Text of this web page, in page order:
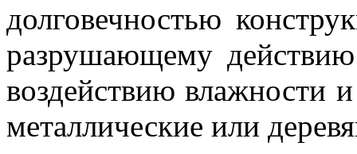
долговечностью
разрушающему
воздействию влажности
металлические или